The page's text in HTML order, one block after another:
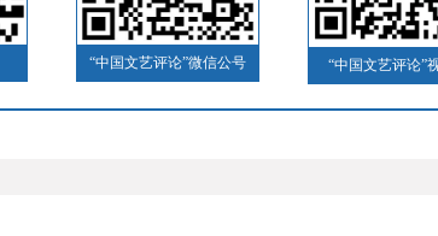
“中国文艺评论”微信公号 “中国文艺评论”